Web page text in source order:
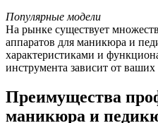
Популярные модели
На рынке существует
аппаратов для маникюра и
характеристиками и
инструмента зависит от
Преимущества
маникюра и